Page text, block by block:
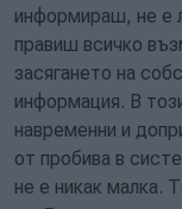
информираш, не е
правиш всичко
засягането на
информация. В
навременни и
от пробива в
не е никак малка.